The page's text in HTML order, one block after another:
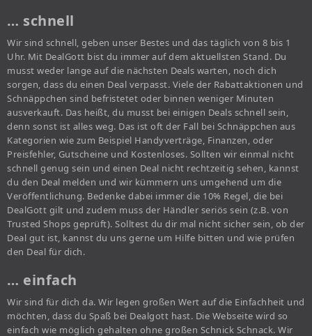
… schnell
Wir sind schnell, geben unser Bestes und das täglich von 8 bis 1
Uhr. Mit DealGott bist du immer auf dem aktuellsten Stand. Du
musst weder lange auf die nächsten Deals warten, noch dich
sorgen, dass du einen Deal verpasst. Viele der Rabattaktionen und
Schnäppchen sind befristetet oder binnen weniger Minuten
ausverkauft. Das heißt, du musst bei einigen Deals schnell sein,
denn sonst ist alles weg. Das ist oft der Fall bei Schnäppchen aus
Kategorien wie zum Beispiel Handyverträge, Finanzen, oder
Preisfehler, Gutscheine und Kostenloses. Sollten wir einmal nicht
schnell genug sein und einen Deal nicht rechtzeitig sehen, kannst
du den Deal melden und wir kümmern uns umgehend um die
Veröffentlichung. Bedenke dabei immer die 10% Regel, die bei
DealGott gilt und zudem muss der Händler seriös sein (z.B. von
Trusted Shops geprüft). Solltest du dir mal nicht sicher sein, ob der
Deal gut ist, kannst du uns gerne um Hilfe bitten und wie prüfen
den Deal für dich.
… einfach
Wir sind für dich da. Wir legen großen Wert auf die Einfachheit und
möchten, dass du Spaß bei Dealgott hast. Die Webseite wird so
einfach wie möglich gehalten ohne großen Schnick Schnack. Wir